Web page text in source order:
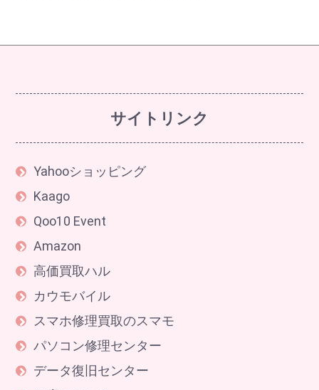
サイトリンク
Yahooショッピング
Kaago
Qoo10 Event
Amazon
高価買取ハル
カウモバイル
スマホ修理買取のスマモ
パソコン修理センター
データ復旧センター